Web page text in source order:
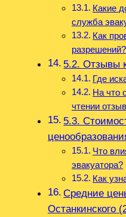
Какие
служба
Как
разрешений?
5.2. Отзывы
Где
На что
чтении
5.3.
Что
эвакуатора?
Как
Средние
Останкинского